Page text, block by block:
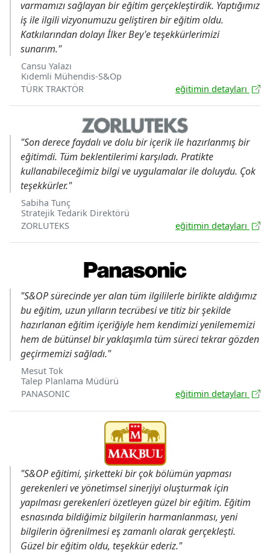
varmamızı sağlayan bir eğitim gerçekleştirdik. Yaptığımız
iş ile ilgili vizyonumuzu geliştiren bir eğitim oldu.
Katkılarından dolayı İlker Bey'e teşekkürlerimizi
sunarım."
Cansu Yalazı
Kıdemli Mühendis-S&Op
TÜRK TRAKTÖR
eğitimin detayları
"Son derece faydalı ve dolu bir içerik ile hazırlanmış bir
eğitimdi. Tüm beklentilerimi karşıladı. Pratikte
kullanabileceğimiz bilgi ve uygulamalar ile doluydu. Çok
teşekkürler."
Sabiha Tunç
Stratejik Tedarik Direktörü
ZORLUTEKS
eğitimin detayları
"S&OP sürecinde yer alan tüm ilgililerle birlikte aldığımız
bu eğitim, uzun yılların tecrübesi ve titiz bir şekilde
hazırlanan eğitim içeriğiyle hem kendimizi yenilememizi
hem de bütünsel bir yaklaşımla tüm süreci tekrar gözden
geçirmemizi sağladı."
Mesut Tok
Talep Planlama Müdürü
PANASONIC
eğitimin detayları
"S&OP eğitimi, şirketteki bir çok bölümün yapması
gerekenleri ve yönetimsel sinerjiyi oluşturmak için
yapılması gerekenleri özetleyen güzel bir eğitim. Eğitim
esnasında bildiğimiz bilgilerin harmanlanması, yeni
bilgilerin öğrenilmesi eş zamanlı olarak gerçekleşti.
Güzel bir eğitim oldu, teşekkür ederiz."